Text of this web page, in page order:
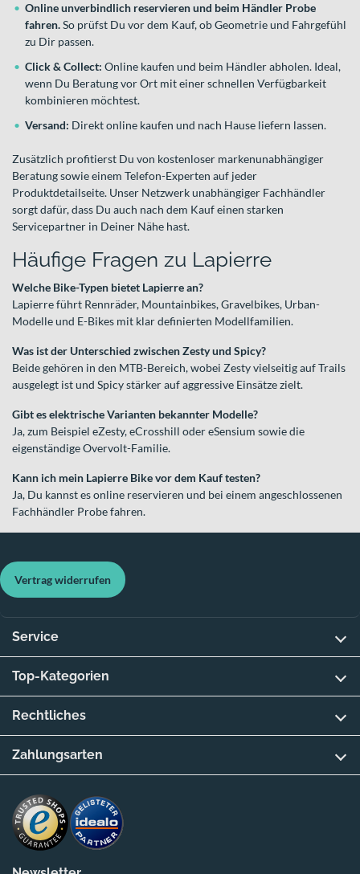
Online unverbindlich reservieren und beim Händler Probe
fahren.So prüfst Du vor dem Kauf, ob Geometrie und Fahrgefühl
zu Dir passen.
Click & Collect: Online kaufen und beim Händler abholen. Ideal,
wenn Du Beratung vor Ort mit einer schnellen Verfügbarkeit
kombinieren möchtest.
Versand: Direkt online kaufen und nach Hause liefern lassen.
Zusätzlich profitierst Du von kostenloser markenunabhängiger
Beratung sowie einem Telefon-Experten auf jeder
Produktdetailseite. Unser Netzwerk unabhängiger Fachhändler
sorgt dafür, dass Du auch nach dem Kauf einen starken
Servicepartner in Deiner Nähe hast.
Häufige Fragen zu Lapierre
Welche Bike-Typen bietet Lapierre an?
Lapierre führt Rennräder, Mountainbikes, Gravelbikes, Urban-
Modelle und E-Bikes mit klar definierten Modellfamilien.
Was ist der Unterschied zwischen Zesty und Spicy?
Beide gehören in den MTB-Bereich, wobei Zesty vielseitig auf Trails
ausgelegt ist und Spicy stärker auf aggressive Einsätze zielt.
Gibt es elektrische Varianten bekannter Modelle?
Ja, zum Beispiel eZesty, eCrosshill oder eSensium sowie die
eigenständige Overvolt-Familie.
Kann ich mein Lapierre Bike vor dem Kauf testen?
Ja, Du kannst es online reservieren und bei einem angeschlossenen
Fachhändler Probe fahren.
Vertrag widerrufen
Service
Top-Kategorien
Rechtliches
Zahlungsarten